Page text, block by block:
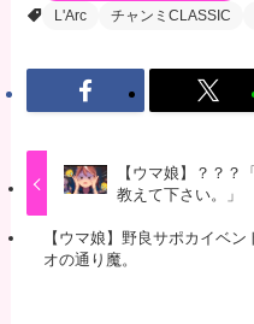
L'Arc
チャンミCLASSIC
【ウマ娘】？？？
教えて下さい。」
【ウマ娘】野良サポカイベ
オの通り魔。